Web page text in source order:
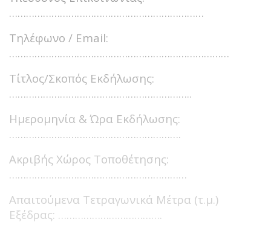
……………………………………………………………
Τηλέφωνο / Email:
……………………………………………………………………
Τίτλος/Σκοπός Εκδήλωσης:
………………………………………………………..
Ημερομηνία & Ώρα Εκδήλωσης:
…………………………………………………….
Ακριβής Χώρος Τοποθέτησης:
………………………………………………………
Απαιτούμενα Τετραγωνικά Μέτρα (τ.μ.)
Εξέδρας: ……………………………….